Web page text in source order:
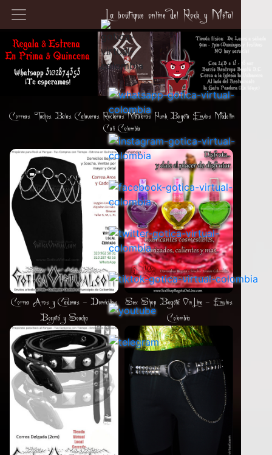
La boutique online del Rock y Metal
Accesorios
Correas Taches Balas Calaveras Rockeras Metaleras Punk Bogota Envios Medellin
Cali Colombia
Correa Aros y Cadenas - Domicilios
Bogotá y Soacha
Sex Shop Bogotá OnLine - Envios
Colombia